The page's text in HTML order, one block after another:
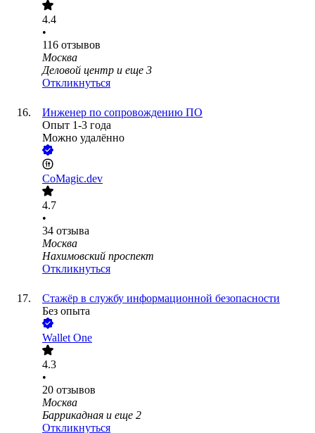
4.4
•
116 отзывов
Москва
Деловой центр и еще 3
Откликнуться
Инженер по сопровождению ПО
Опыт 1-3 года
Можно удалённо
CoMagic.dev
4.7
•
34 отзыва
Москва
Нахимовский проспект
Откликнуться
Стажёр в службу информационной безопасности
Без опыта
Wallet One
4.3
•
20 отзывов
Москва
Баррикадная и еще 2
Откликнуться